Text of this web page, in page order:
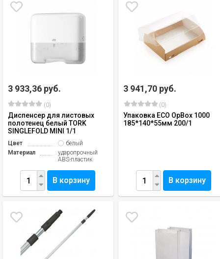
3 933,36 руб.
(0)
Диспенсер для листовых
полотенец белый TORK
SINGLEFOLD MINI 1/1
Цвет
белый
Материал
ударопрочный
ABS-пластик
В корзину
3 941,70 руб.
(0)
Упаковка ECO OpBox 1000
185*140*55мм 200/1
В корзину